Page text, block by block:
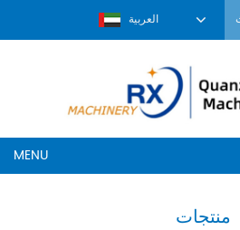
العربية
MENU
منتجات